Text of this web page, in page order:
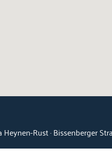
Rust · Bissenberger